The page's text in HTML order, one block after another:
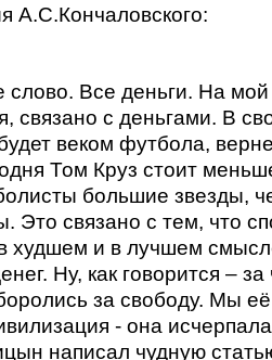
А.С.Кончаловского:
Все деньги. На мой
связано с деньгами. В
веком футбола,
Том Круз стоит
большие звезды,
Это связано с тем, что
худшем и в лучшем
Ну, как говорится –
за свободу. Мы
- она
написал чудную